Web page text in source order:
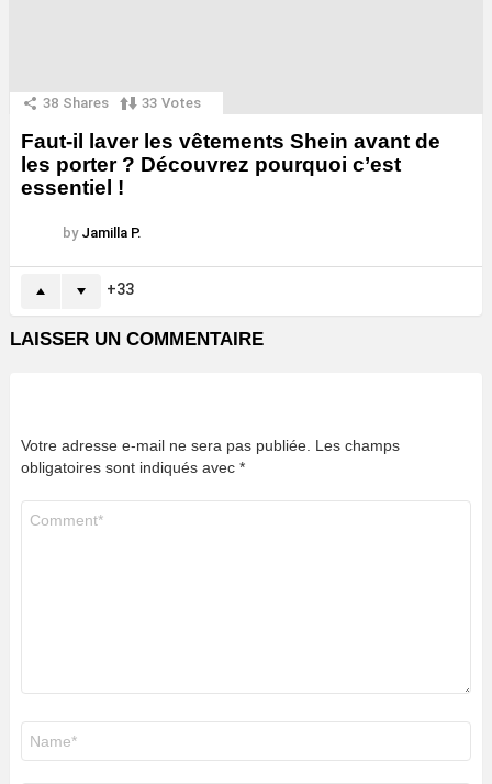
38 Shares 33 Votes
Faut-il laver les vêtements Shein avant de
les porter ? Découvrez pourquoi c’est
essentiel !
by Jamilla P.
33
LAISSER UN COMMENTAIRE
Votre adresse e-mail ne sera pas publiée. Les champs
obligatoires sont indiqués avec *